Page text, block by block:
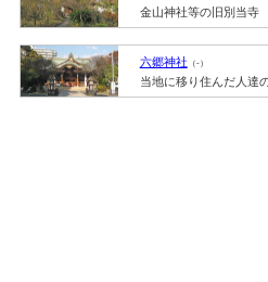
金山神社等の旧別当寺
六郷神社 （-）
当地に移り住んだ人達